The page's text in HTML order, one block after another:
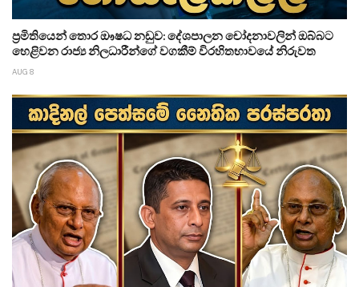
ප්‍රමිතියෙන් තොර ඖෂධ නඩුව: දේශපාලන චෝදනාවලින් ඔබ්බට
හෙළිවන රාජ්‍ය නිලධාරීන්ගේ වගකීම් විරහිතභාවයේ නිරුවත
AUG 8